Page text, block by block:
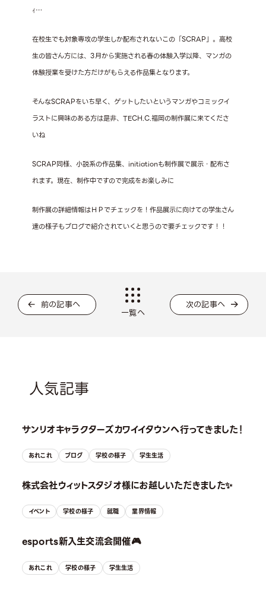
ｨ…
在校生でも対象専攻の学生しか配布されないこの「SCRAP」。高校
生の皆さん方には、3月から実施される春の体験入学以降、マンガの
体験授業を受けた方だけがもらえる作品集となります。
そんなSCRAPをいち早く、ゲットしたいというマンガやコミックイ
ラストに興味のある方は是非、TECH.C.福岡の制作展に来てくださ
いね
SCRAP同様、小説系の作品集、initiationも制作展で展示・配布さ
れます。現在、制作中ですので完成をお楽しみに
制作展の詳細情報はＨＰでチェックを！作品展示に向けての学生さん
達の様子もブログで紹介されていくと思うので要チェックです！！
前の記事へ
一覧へ
次の記事へ
人気記事
サンリオキャラクターズカワイイタウンへ行ってきました！
あれこれ ブログ 学校の様子 学生生活
株式会社ウィットスタジオ様にお越しいただきました✨
イベント 学校の様子 就職 業界情報
esports新入生交流会開催🎮
あれこれ 学校の様子 学生生活